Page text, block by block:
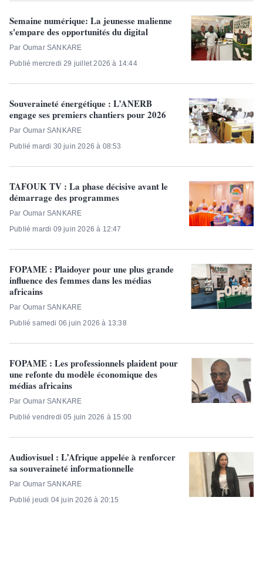
Semaine numérique: La jeunesse malienne
s'empare des opportunités du digital
Par Oumar SANKARE
Publié mercredi 29 juillet 2026 à 14:44
Souveraineté énergétique : L’ANERB
engage ses premiers chantiers pour 2026
Par Oumar SANKARE
Publié mardi 30 juin 2026 à 08:53
TAFOUK TV : La phase décisive avant le
démarrage des programmes
Par Oumar SANKARE
Publié mardi 09 juin 2026 à 12:47
FOPAME : Plaidoyer pour une plus grande
influence des femmes dans les médias
africains
Par Oumar SANKARE
Publié samedi 06 juin 2026 à 13:38
FOPAME : Les professionnels plaident pour
une refonte du modèle économique des
médias africains
Par Oumar SANKARE
Publié vendredi 05 juin 2026 à 15:00
Audiovisuel : L’Afrique appelée à renforcer
sa souveraineté informationnelle
Par Oumar SANKARE
Publié jeudi 04 juin 2026 à 20:15